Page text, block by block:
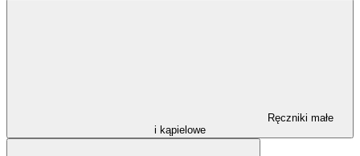
Ręczniki małe
i kąpielowe